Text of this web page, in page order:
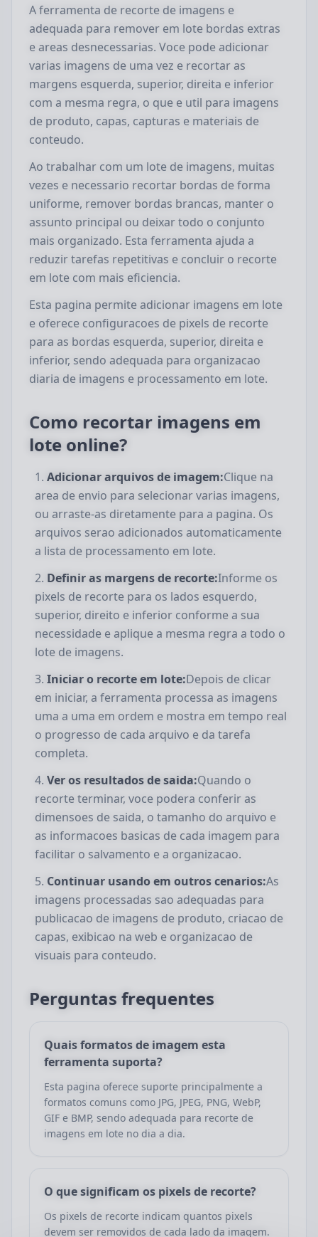
A ferramenta de recorte de imagens e
adequada para remover em lote bordas extras
e areas desnecessarias. Voce pode adicionar
varias imagens de uma vez e recortar as
margens esquerda, superior, direita e inferior
com a mesma regra, o que e util para imagens
de produto, capas, capturas e materiais de
conteudo.
Ao trabalhar com um lote de imagens, muitas
vezes e necessario recortar bordas de forma
uniforme, remover bordas brancas, manter o
assunto principal ou deixar todo o conjunto
mais organizado. Esta ferramenta ajuda a
reduzir tarefas repetitivas e concluir o recorte
em lote com mais eficiencia.
Esta pagina permite adicionar imagens em lote
e oferece configuracoes de pixels de recorte
para as bordas esquerda, superior, direita e
inferior, sendo adequada para organizacao
diaria de imagens e processamento em lote.
Como recortar imagens em
lote online?
Adicionar arquivos de imagem:Clique na
area de envio para selecionar varias imagens,
ou arraste-as diretamente para a pagina. Os
arquivos serao adicionados automaticamente
a lista de processamento em lote.
Definir as margens de recorte:Informe os
pixels de recorte para os lados esquerdo,
superior, direito e inferior conforme a sua
necessidade e aplique a mesma regra a todo o
lote de imagens.
Iniciar o recorte em lote:Depois de clicar
em iniciar, a ferramenta processa as imagens
uma a uma em ordem e mostra em tempo real
o progresso de cada arquivo e da tarefa
completa.
Ver os resultados de saida:Quando o
recorte terminar, voce podera conferir as
dimensoes de saida, o tamanho do arquivo e
as informacoes basicas de cada imagem para
facilitar o salvamento e a organizacao.
Continuar usando em outros cenarios:As
imagens processadas sao adequadas para
publicacao de imagens de produto, criacao de
capas, exibicao na web e organizacao de
visuais para conteudo.
Perguntas frequentes
Quais formatos de imagem esta
ferramenta suporta?
Esta pagina oferece suporte principalmente a
formatos comuns como JPG, JPEG, PNG, WebP,
GIF e BMP, sendo adequada para recorte de
imagens em lote no dia a dia.
O que significam os pixels de recorte?
Os pixels de recorte indicam quantos pixels
devem ser removidos de cada lado da imagem.